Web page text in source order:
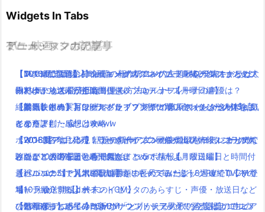
Widgets In Tabs
TV・映画
【TVCM配信開始】映画キングスグレイブ ファイナルファンタジ
ーXV気になる発売日は！見る方法とルナフレーナの声優は？
絶賛上映中の「キングスグレイブ ファイナルファンタジー15」気
になる評判・感想は？
ポインコ各地に出現！うさぎポインコ画像や出現情報・コラボグ
ッツなどの噂をまとめてみたよ！
【パパパのパァ】ポインコ音頭の長尺ミュージックPVでロッチ登
場(｀・ω・´)!【dポイントCM】
【動画有り】ポインコ新CM「とりかえるの歌」今度はカエルの
ゲーム・スマホアプリ
【スクエニ新作】アンティークカルネヴァーレ第2発表キャラは
田村ゆかりさんが担当！
【本気レポート】ワールドオブファイナルファンタジーの体験版
をクリアした感想と攻略！
【WOFF】今月発売！ワールドオブファイナルファンタジーの体
験版が10月17日から配信開始！コラボ情報も！
【ペルソナ5】ついに発売開始！キャラ毎に違う8週連続TVCMで
キャラ紹介するよー！
ひとりぼっち惑星のBGMがサウンドトラックで発売決定！生ピア
アニメ・マンガの記事
【2016夏アニソン】話題の新作アニメの主題歌を一気にまとめて
みたよ！放送曜日と時間付き(｀・ω・´)！【月曜日編】
【朗報】銀魂実写は嘘だった！？実際に問い合わせした人達をま
とめたよ(｀・ω・´)wwww
【2016夏アニソン】バッテリー・ダンガンロンパ３・レガリアな
どのアニメの主題歌を一気にまとめてみたよ！放送曜日と時間付
き(｀・ω・´)！【木曜日編】
【10月放送開始】終末のイゼッタのあらすじ・声優・放送日など
の情報をまとめてみたよ！
ミュージックの記事
【Mステで話題】Aimer(エメ)の新アルバム！RAD,ワンオクなど大
物アーティストが全楽曲提供＆プロデュース！
【動画まとめ】月9ドラマ”ラブソング”の藤原さくらが逸材( ﾟдﾟ )
イイ声！！
【2016夏アニソン】話題の新作アニメの主題歌を一気にまとめて
みたよ！放送曜日と時間付き(｀・ω・´)！【月曜日編】
最近ニコニコで人気の歌い手をまとめてみたよ(｀・ω・´)【その
1】
【2016夏アニソン】サーヴァンプ・チア男子!!など話題のアニメ